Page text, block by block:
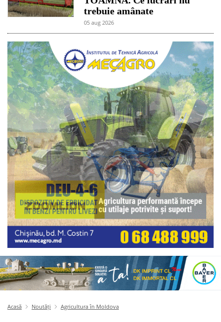
trebuie amânate
05 aug 2026
Acasă Noutăți Agricultura în Moldova